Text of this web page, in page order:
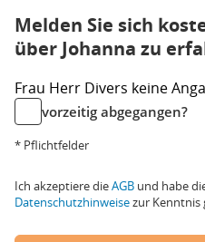
Melden Sie sich
über Johanna zu
Frau Herr Divers keine
vorzeitig abgegangen?
* Pflichtfelder
Ich akzeptiere dieAGB und habe
Datenschutzhinweisezur Kenntnis